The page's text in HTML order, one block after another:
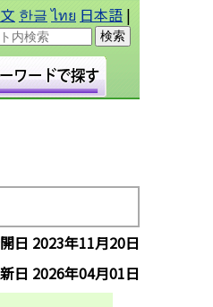
한글 ไทย 日本語 |
日 2023年11月20日
日 2026年04月01日